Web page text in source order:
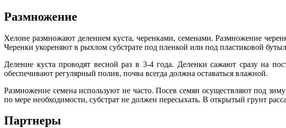
Размножение
Хелоне размножают делением куста, черенками, семенами. Размножение
Черенки укореняют в рыхлом субстрате под пленкой или под пластиковой
Деление куста проводят весной раз в 3-4 года. Деленки сажают сразу на
обеспечивают регулярный полив, почва всегда должна оставаться влажной.
Размножение семена используют не часто. Посев семян осуществляют под
по мере необходимости, субстрат не должен пересыхать. В открытый грунт
Партнеры